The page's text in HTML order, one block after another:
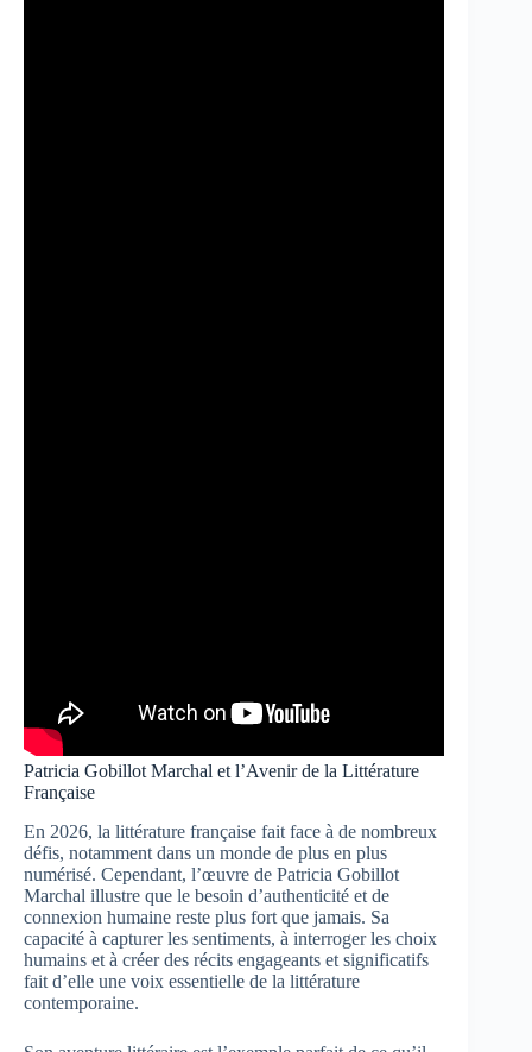
Patricia Gobillot Marchal et l’Avenir de la Littérature
Française
En 2026, la littérature française fait face à de nombreux
défis, notamment dans un monde de plus en plus
numérisé. Cependant, l’œuvre de Patricia Gobillot
Marchal illustre que le besoin d’authenticité et de
connexion humaine reste plus fort que jamais. Sa
capacité à capturer les sentiments, à interroger les choix
humains et à créer des récits engageants et significatifs
fait d’elle une voix essentielle de la littérature
contemporaine.